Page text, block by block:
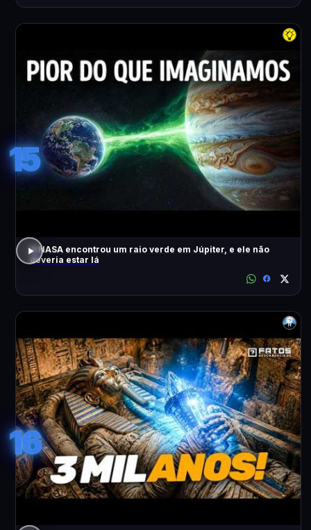
15
A NASA encontrou um raio verde em Júpiter, e ele não
deveria estar lá
16